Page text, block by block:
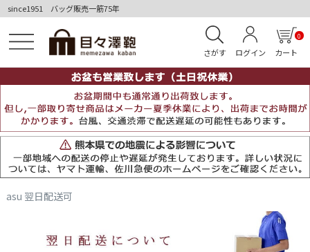
since1951 バッグ販売一筋75年
さがす ログイン カート
0
asu 翌日配送可